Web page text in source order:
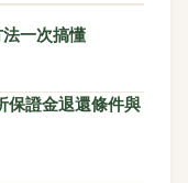
一次搞懂
保證金退還條件與